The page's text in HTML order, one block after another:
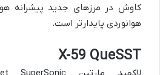
کاوش در مرزهای جدید پیشرانه
هوانوردی پایدارتر است.
X-59 QueSST